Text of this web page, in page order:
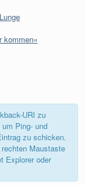
kommen«
URI zu
Ping- und
zu schicken.
Maustaste
Explorer oder